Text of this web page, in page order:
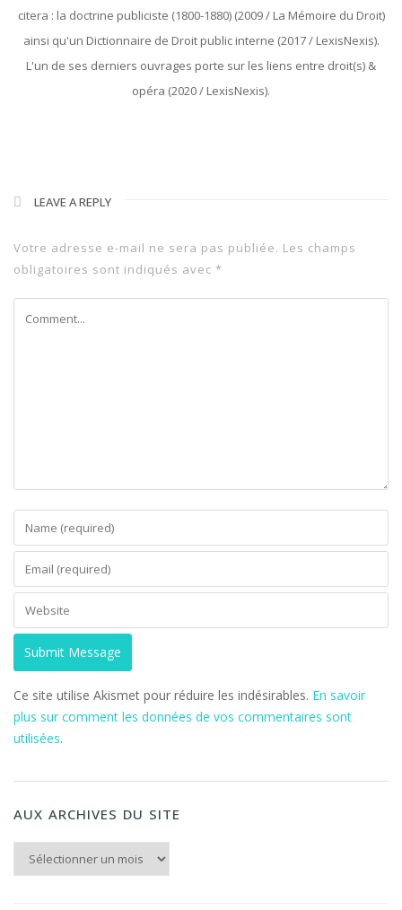
citera : la doctrine publiciste (1800-1880) (2009 / La Mémoire du Droit)
ainsi qu'un Dictionnaire de Droit public interne (2017 / LexisNexis).
L'un de ses derniers ouvrages porte sur les liens entre droit(s) &
opéra (2020 / LexisNexis).
LEAVE A REPLY
Votre adresse e-mail ne sera pas publiée. Les champs
obligatoires sont indiqués avec *
Ce site utilise Akismet pour réduire les indésirables. En savoir
plus sur comment les données de vos commentaires sont
utilisées.
AUX ARCHIVES DU SITE
Aux archives du Site